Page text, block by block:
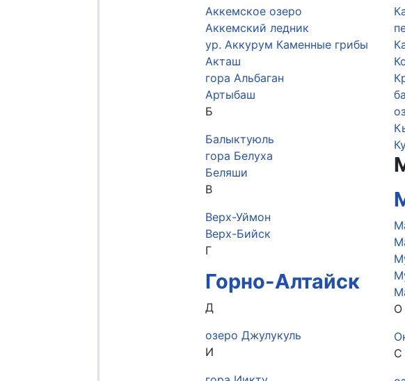
Аккемское озеро
Аккемский ледник
ур. Аккурум Каменные грибы
Акташ
гора Альбаган
Артыбаш
Б
Балыктуюль
гора Белуха
Беляши
В
Верх-Уймон
Верх-Бийск
Г
Горно-Алтайск
Д
озеро Джулукуль
И
О
С